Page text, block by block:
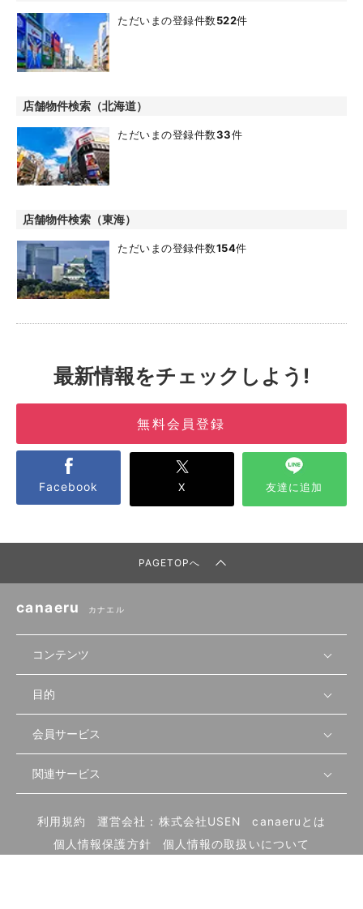
ただいまの登録件数522件
店舗物件検索（北海道）
ただいまの登録件数33件
店舗物件検索（東海）
ただいまの登録件数154件
最新情報をチェックしよう!
無料会員登録
Facebook X 友達に追加
PAGETOPへ
canaeru カナエル
コンテンツ
無料開業相談
セミナー情報
セミナー動画
物件を探す
首都圏
北海道
先輩開業者の声
開業・経営に関する記事
目的
店舗運営
物件
内装・設備
食材・仕入れ
会員サービス
会員登録
ログイン
関連サービス
飲食店サクセスガイド（外部サイト）
利用規約 運営会社：株式会社USEN
canaeruとは
個人情報保護方針
個人情報の取扱いについて